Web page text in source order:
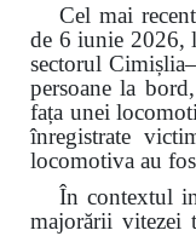
Cel mai
de 6 iunie 2026,
sectorul
persoane la
fața unei
înregistrate
locomotiva au
În contextul
majorării vitezei